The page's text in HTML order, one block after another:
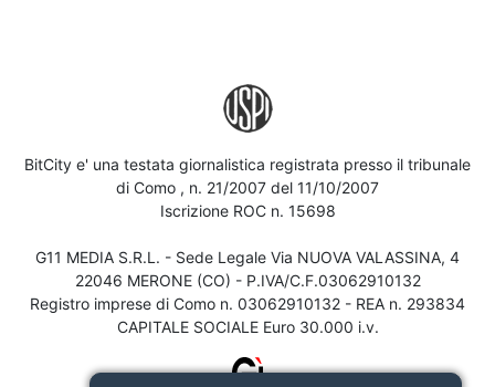
BitCity e' una testata giornalistica registrata presso il tribunale
di Como , n. 21/2007 del 11/10/2007
Iscrizione ROC n. 15698
G11 MEDIA S.R.L. - Sede Legale Via NUOVA VALASSINA, 4
22046 MERONE (CO) - P.IVA/C.F.03062910132
Registro imprese di Como n. 03062910132 - REA n. 293834
CAPITALE SOCIALE Euro 30.000 i.v.